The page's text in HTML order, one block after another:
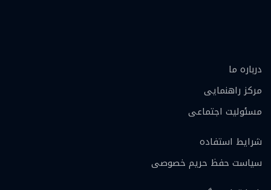
درباره ما
مرکز راهنمایی
مسئولیت اجتماعی
شرایط استفاده
سیاست حفظ حریم خصوصی